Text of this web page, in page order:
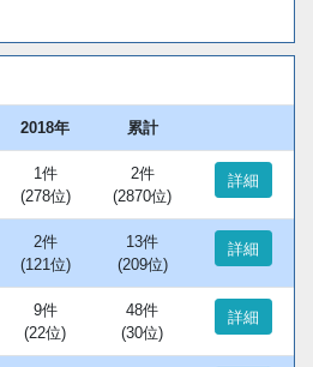
2018年 累計
1件
(278位)
2件
(2870位)
詳細
2件
(121位)
13件
(209位)
詳細
9件
(22位)
48件
(30位)
詳細